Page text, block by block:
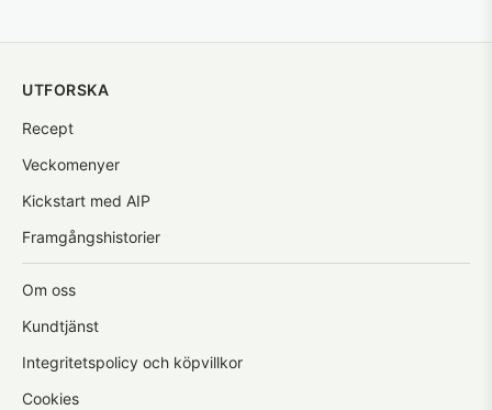
UTFORSKA
Recept
Veckomenyer
Kickstart med AIP
Framgångshistorier
Om oss
Kundtjänst
Integritetspolicy och köpvillkor
Cookies